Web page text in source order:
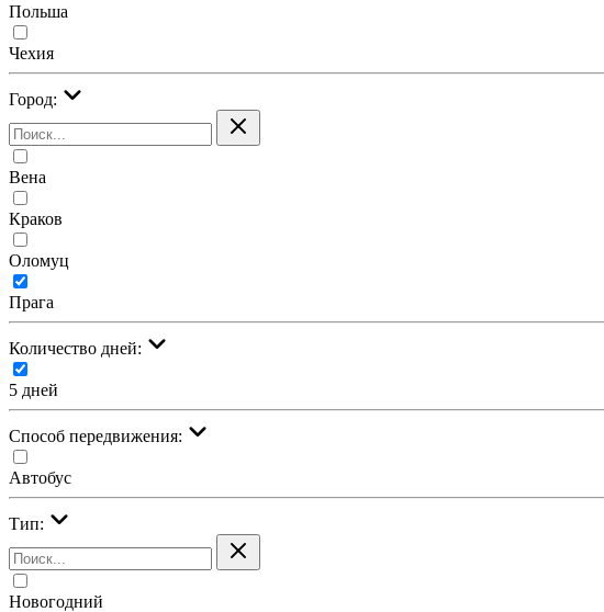
Польша
Чехия
Город:
Вена
Краков
Оломуц
Прага
Количество дней:
5 дней
Cпособ передвижения:
Автобус
Тип:
Новогодний